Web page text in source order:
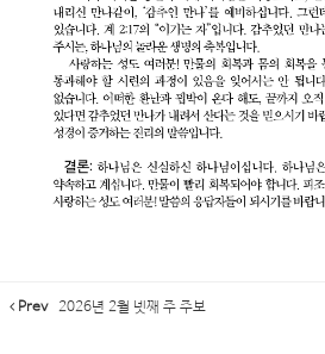
Prev 2026년 2월 넷째 주 주보